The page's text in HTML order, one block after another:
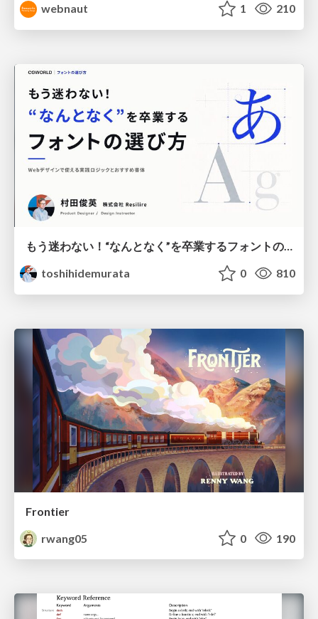
webnaut
1 210
もう迷わない！“なんとなく”を卒業するフォントの選び方【村田俊英】
toshihidemurata
0 810
Frontier
rwang05
0 190